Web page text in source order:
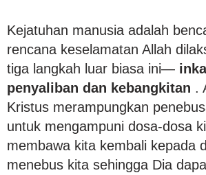
Kejatuhan manusia adalah
rencana keselamatan Allah
tiga langkah luar biasa ini—
penyaliban dan kebangkitan .
Kristus merampungkan
untuk mengampuni dosa-dosa
membawa kita kembali kepada
menebus kita sehingga Dia